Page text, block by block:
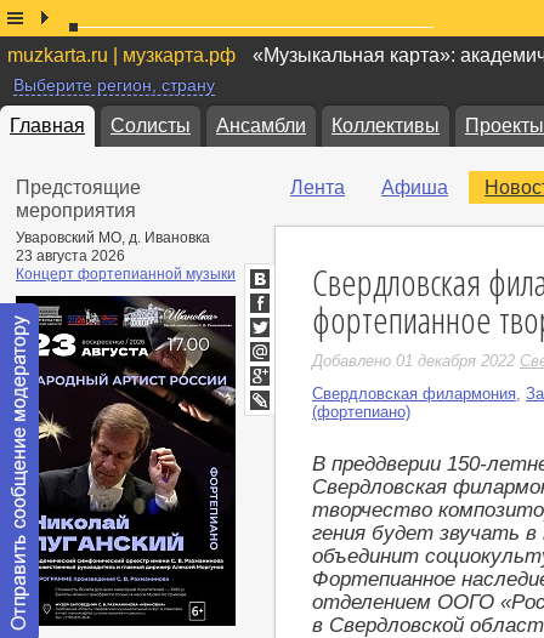
muzkarta.ru | музкарта.рф «Музыкальная карта»:
Выберите регион, страну
Главная Солисты Ансамбли Коллективы Проекты
Предстоящие
мероприятия
Уваровский МО, д. Ивановка
23 августа 2026
Концерт фортепианной музыки
Лента Афиша
Свердловская
фортепианное
Добавлено 01 декабря 2022
Свердловская филармония
(фортепиано)
В преддверии 150-
Свердловская
творчество
гения будет звучать
объединит
Фортепианное
отделением ООГО
в Свердловской
ВКонтакте
Facebook
Twitter
Мой
Мир
Google+
LiveJournal